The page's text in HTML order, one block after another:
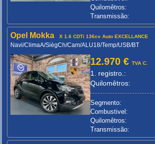
Quilomêtros:
Transmissão:
Opel Mokka X 1.6 CDTi 136cv Auto EXCELLANCE
Navi/ClimaA/SiègCh/Cam/ALU18/Temp/USB/BT
12.970 €TVA C.
1. registro.:
Quilomêtros:
Segmento:
Combustivel:
Quilomêtros:
Transmissão: